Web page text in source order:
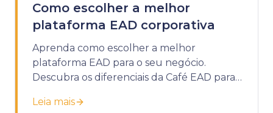
Como escolher a melhor
plataforma EAD corporativa
Aprenda como escolher a melhor
plataforma EAD para o seu negócio.
Descubra os diferenciais da Café EAD para
empresa.
Leia mais